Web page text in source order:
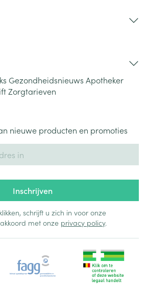
Gezondheidsnieuws Apotheker
Zorgtarieven
nieuwe producten en promoties
Inschrijven
schrijft u zich in voor onze
met onze privacy policy.